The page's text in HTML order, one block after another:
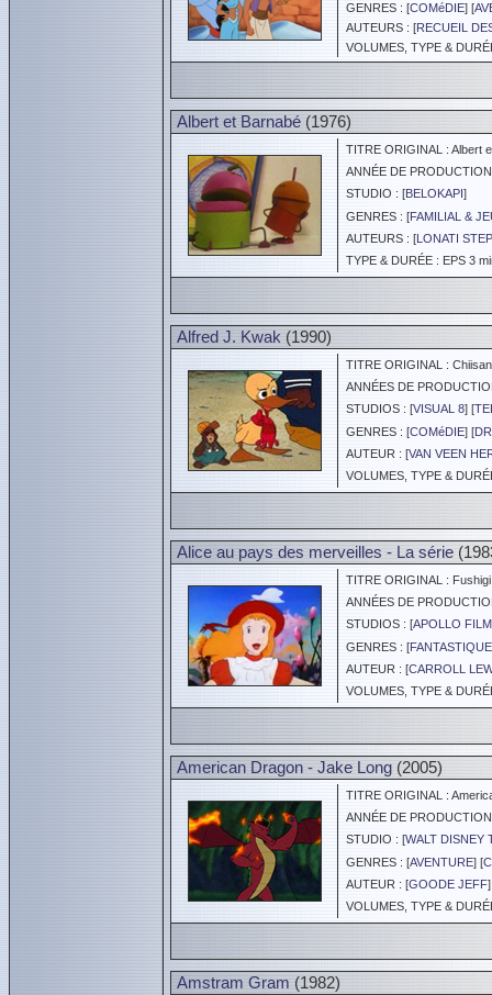
GENRES : [COMéDIE] [
AUTEURS : [RECUEIL
VOLUMES, TYPE &
Albert et Barnabé (1976)
TITRE ORIGINAL : Albert
ANNÉE DE
STUDIO : [BELOKAPI]
GENRES : [FAMILIAL &
AUTEURS : [LONATI
TYPE & DURÉE : EPS 3
Alfred J. Kwak (1990)
TITRE ORIGINAL :
ANNÉES DE
STUDIOS : [VISUAL 8] [
GENRES : [COMéDIE] [
AUTEUR : [VAN VEEN
VOLUMES, TYPE &
Alice au pays des merveilles - La série
TITRE ORIGINAL :
ANNÉES DE
STUDIOS : [APOLLO FILM
GENRES : [
AUTEUR : [CARROLL
VOLUMES, TYPE &
American Dragon - Jake Long (2005)
TITRE ORIGINAL :
ANNÉE DE
STUDIO : [WALT DISNEY
GENRES : [AVENTURE] [
AUTEUR : [GOODE JEFF]
VOLUMES, TYPE &
Amstram Gram (1982)